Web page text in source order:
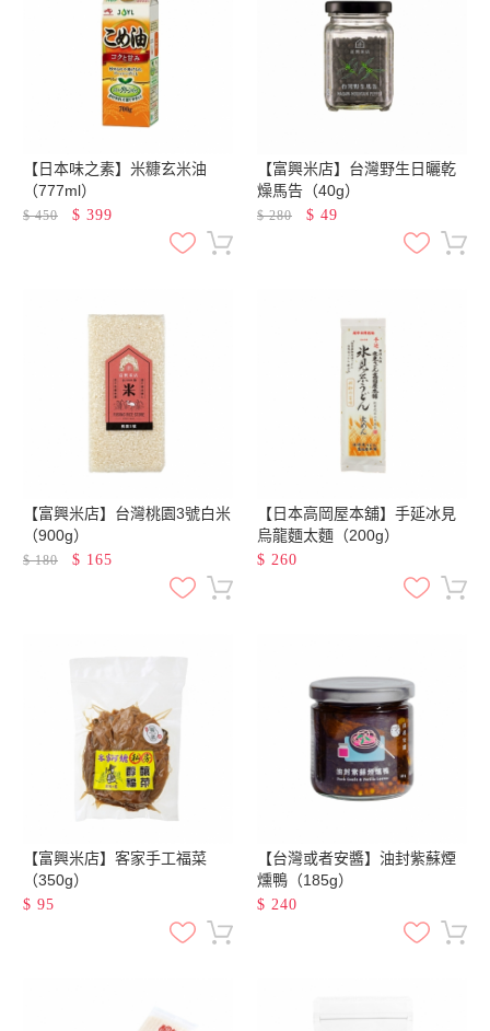
【日本味之素】米糠玄米油
（777ml）
$450 $ 399
【富興米店】台灣野生日曬乾
燥馬告（40g）
$280 $ 49
【富興米店】台灣桃園3號白米
（900g）
$180 $ 165
【日本高岡屋本舖】手延冰見
烏龍麵太麵（200g）
$ 260
【富興米店】客家手工福菜
（350g）
$ 95
【台灣或者安醬】油封紫蘇煙
燻鴨（185g）
$ 240